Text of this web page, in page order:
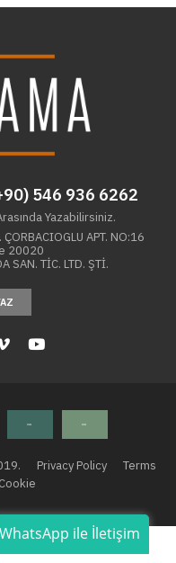
546 936 6262
Yazabilirsiniz.
APT. NO:16
20020
SAN. TİC. LTD. ŞTİ.
Privacy Policy
Terms
Cookie
WhatsApp ile İletişim